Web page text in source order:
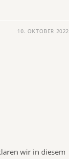
10. OKTOBER 2022
wir in diesem